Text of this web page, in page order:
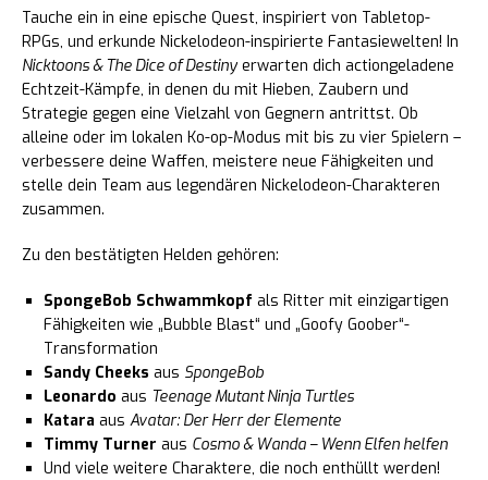
Tauche ein in eine epische Quest, inspiriert von Tabletop-
RPGs, und erkunde Nickelodeon-inspirierte Fantasiewelten! In
Nicktoons & The Dice of Destiny erwarten dich actiongeladene
Echtzeit-Kämpfe, in denen du mit Hieben, Zaubern und
Strategie gegen eine Vielzahl von Gegnern antrittst. Ob
alleine oder im lokalen Ko-op-Modus mit bis zu vier Spielern –
verbessere deine Waffen, meistere neue Fähigkeiten und
stelle dein Team aus legendären Nickelodeon-Charakteren
zusammen.
Zu den bestätigten Helden gehören:
SpongeBob Schwammkopf als Ritter mit einzigartigen
Fähigkeiten wie „Bubble Blast“ und „Goofy Goober“-
Transformation
Sandy Cheeks aus SpongeBob
Leonardo aus Teenage Mutant Ninja Turtles
Katara aus Avatar: Der Herr der Elemente
Timmy Turner aus Cosmo & Wanda – Wenn Elfen helfen
Und viele weitere Charaktere, die noch enthüllt werden!